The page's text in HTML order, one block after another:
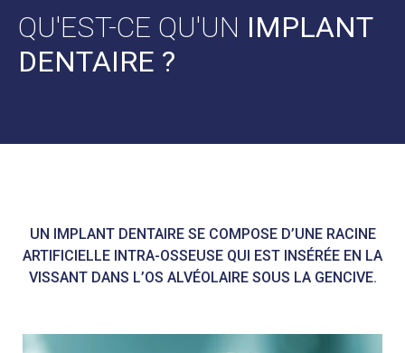
QU'EST-CE QU'UN IMPLANT
DENTAIRE ?
UN IMPLANT DENTAIRE SE COMPOSE D’UNE RACINE
ARTIFICIELLE INTRA-OSSEUSE QUI EST INSÉRÉE EN LA
VISSANT DANS L’OS ALVÉOLAIRE SOUS LA GENCIVE.